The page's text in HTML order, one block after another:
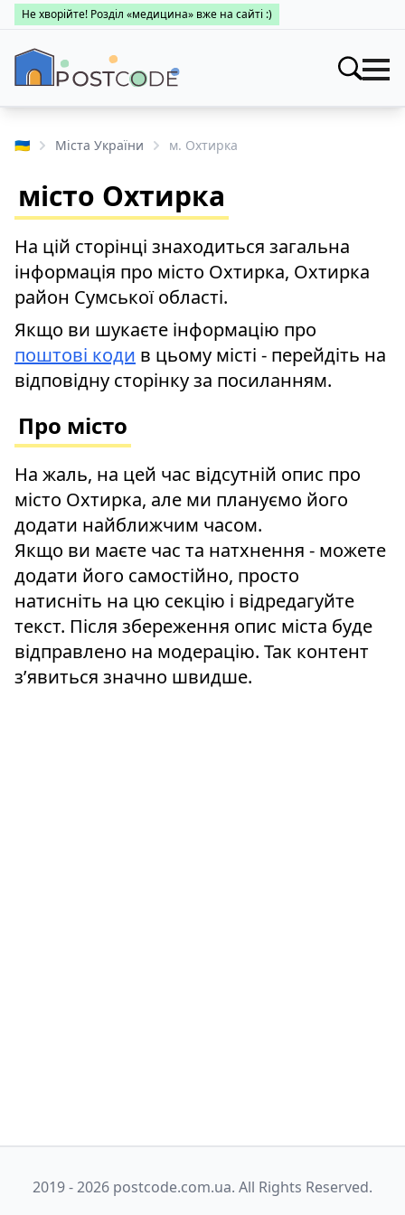
Не хворійте! Розділ «медицина» вже на сайті :)
Індекси
Пошук за областями
Про каталог
Міста України
Заклади
Про поштові індекси
Пошук за областями
Медицина
Про поштові індекси
Пошук за областями
👤 Особистий кабінет
🇺🇦 Міста України м. Охтирка
місто Охтирка
На цій сторінці знаходиться загальна
інформація про місто Охтирка, Охтирка
район Сумської області.
Якщо ви шукаєте інформацію про
поштові коди в цьому місті - перейдіть на
відповідну сторінку за посиланням.
Про місто
На жаль, на цей час відсутній опис про
місто Охтирка, але ми плануємо його
додати найближчим часом.
Якщо ви маєте час та натхнення - можете
додати його самостійно, просто
натисніть на цю секцію і відредагуйте
текст. Після збереження опис міста буде
відправлено на модерацію. Так контент
зʼявиться значно швидше.
2019 - 2026 postcode.com.ua. All Rights Reserved.